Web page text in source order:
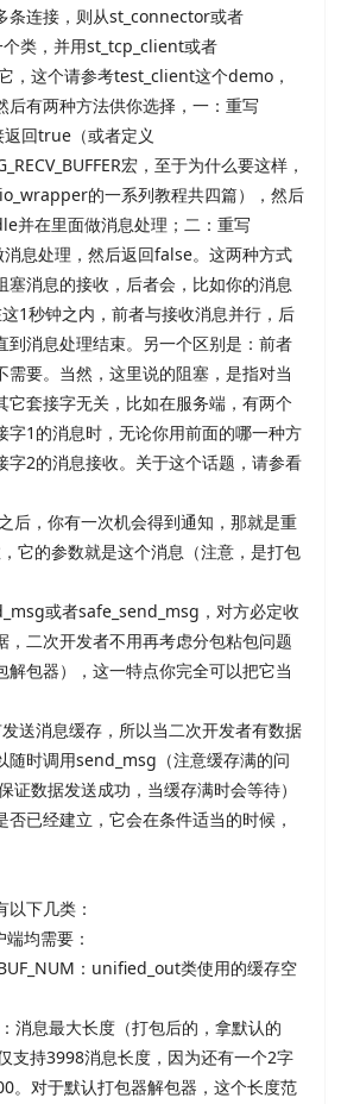
条连接，则从st_connector或者
类，并用st_tcp_client或者
，这个请参考test_client这个demo，
后有两种方法供你选择，一：重写
回true（或者定义
宏，至于为什么要这样，
的一系列教程共四篇），然后
并在里面做消息处理；二：重写
息处理，然后返回false。这两种方式
塞消息的接收，后者会，比如你的消息
1秒钟之内，前者与接收消息并行，后
到消息处理结束。另一个区别是：前者
需要。当然，这里说的阻塞，是指对当
它套接字无关，比如在服务端，有两个
字1的消息时，无论你用前面的哪一种方
字2的消息接收。关于这个话题，请参看
，你有一次机会得到通知，那就是重
它的参数就是这个消息（注意，是打包
或者safe_send_msg，对方必定收
，二次开发者不用再考虑分包粘包问题
解包器），这一特点你完全可以把它当
消息缓存，所以当二次开发者有数据
随时调用send_msg（注意缓存满的问
证数据发送成功，当缓存满时会等待）
已经建立，它会在条件适当的时候，
下几类：
均需要：
：unified_out类使用的缓存空
息最大长度（打包后的，拿默认的
支持3998消息长度，因为还有一个2字
。对于默认打包器解包器，这个长度范